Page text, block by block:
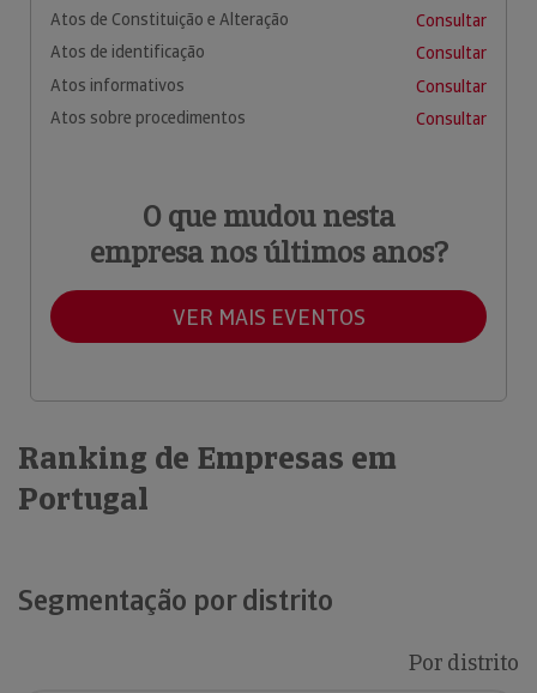
Atos de Constituição e Alteração
Consultar
Atos de identificação
Consultar
Atos informativos
Consultar
Atos sobre procedimentos
Consultar
O que mudou nesta
empresa nos últimos anos?
VER MAIS EVENTOS
Ranking de Empresas em
Portugal
Segmentação por distrito
Por distrito